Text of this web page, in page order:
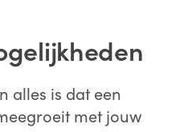
alles is dat een
met jouw